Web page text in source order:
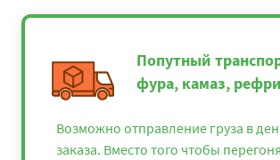
Попутный
фура, камаз,
Возможно отправление груза в
заказа. Вместо того чтобы